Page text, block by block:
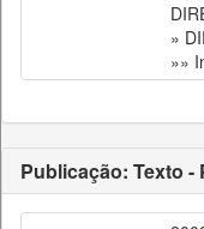
»
»»
Publicação: Texto -